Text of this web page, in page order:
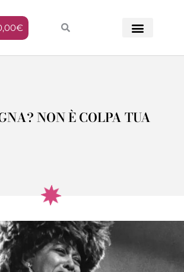
€
NON È COLPA TUA